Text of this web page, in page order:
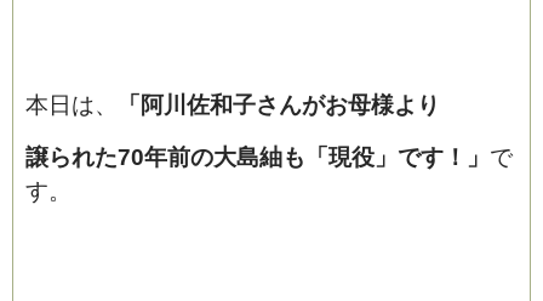
本日は、 「阿川佐和子さんがお母様より
譲られた70年前の大島紬も「現役」です！ 」 で
す。